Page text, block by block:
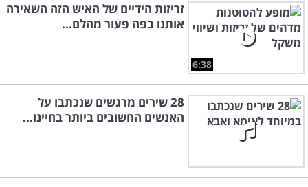
6:38
זריזות הידיים של האיש הזה השאירה
אותנו בפה פעור מהלם...
28 שירים מרגשים שנכתבו על
האנשים החשובים ביותר בחיינו...